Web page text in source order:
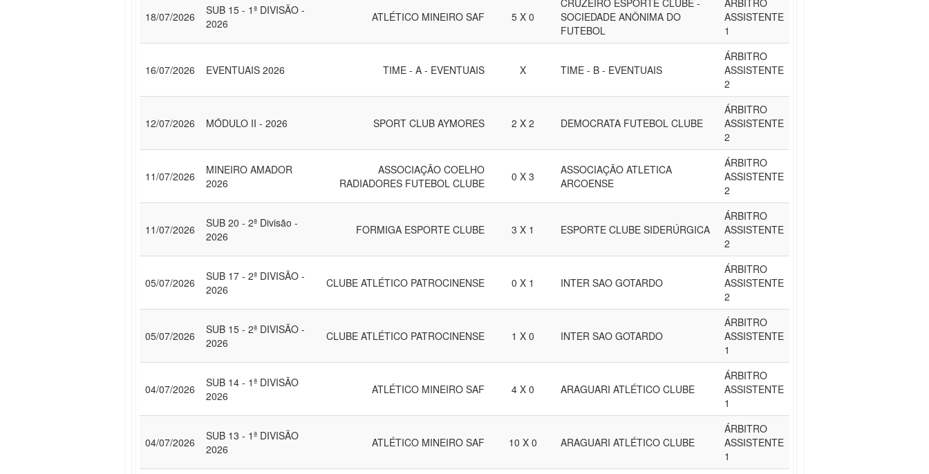
18/07/2026
SUB 15 - 1ª DIVISÃO -
2026
ATLÉTICO MINEIRO SAF 5 X 0
CRUZEIRO ESPORTE CLUBE -
SOCIEDADE ANÔNIMA DO
FUTEBOL
ÁRBITRO
ASSISTENTE
1
16/07/2026 EVENTUAIS 2026 TIME - A - EVENTUAIS X TIME - B - EVENTUAIS
ÁRBITRO
ASSISTENTE
2
12/07/2026 MÓDULO II - 2026 SPORT CLUB AYMORES 2 X 2 DEMOCRATA FUTEBOL CLUBE
ÁRBITRO
ASSISTENTE
2
11/07/2026
MINEIRO AMADOR
2026
ASSOCIAÇÃO COELHO
RADIADORES FUTEBOL CLUBE
0 X 3
ASSOCIAÇÃO ATLETICA
ARCOENSE
ÁRBITRO
ASSISTENTE
2
11/07/2026
SUB 20 - 2ª Divisão -
2026
FORMIGA ESPORTE CLUBE 3 X 1 ESPORTE CLUBE SIDERÚRGICA
ÁRBITRO
ASSISTENTE
2
05/07/2026
SUB 17 - 2ª DIVISÃO -
2026
CLUBE ATLÉTICO PATROCINENSE 0 X 1 INTER SAO GOTARDO
ÁRBITRO
ASSISTENTE
2
05/07/2026
SUB 15 - 2ª DIVISÃO -
2026
CLUBE ATLÉTICO PATROCINENSE 1 X 0 INTER SAO GOTARDO
ÁRBITRO
ASSISTENTE
1
04/07/2026
SUB 14 - 1ª DIVISÃO
2026
ATLÉTICO MINEIRO SAF 4 X 0 ARAGUARI ATLÉTICO CLUBE
ÁRBITRO
ASSISTENTE
1
04/07/2026
SUB 13 - 1ª DIVISÃO
2026
ATLÉTICO MINEIRO SAF 10 X 0 ARAGUARI ATLÉTICO CLUBE
ÁRBITRO
ASSISTENTE
1